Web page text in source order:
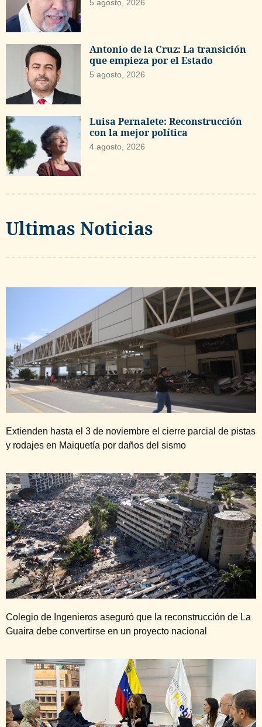
5 agosto, 2026
Antonio de la Cruz: La transición
que empieza por el Estado
5 agosto, 2026
Luisa Pernalete: Reconstrucción
con la mejor política
4 agosto, 2026
Ultimas Noticias
Extienden hasta el 3 de noviembre el cierre parcial de pistas
y rodajes en Maiquetía por daños del sismo
Colegio de Ingenieros aseguró que la reconstrucción de La
Guaira debe convertirse en un proyecto nacional